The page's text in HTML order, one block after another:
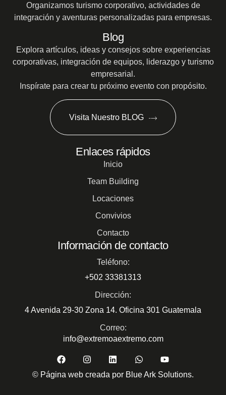
Organizamos turismo corporativo, actividades de
integración y aventuras personalizadas para empresas.
Blog
Explora artículos, ideas y consejos sobre experiencias
corporativas, integración de equipos, liderazgo y turismo
empresarial.
Inspírate para crear tu próximo evento con propósito.
Visita Nuestro BLOG
Enlaces rápidos
Inicio
Team Building
Locaciones
Convivios
Contacto
Información de contacto
Teléfono:
+502 33381313
Dirección:
4 Avenida 29-30 Zona 14. Oficina 301 Guatemala
Correo:
info@extremoaextremo.com
© Página web creada por Blue Ark Solutions.